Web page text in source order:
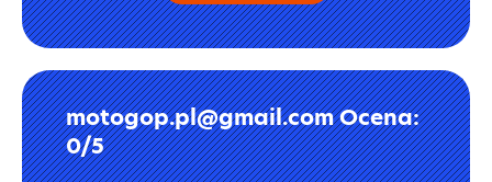
motogop.pl@gmail.com Ocena:
0/5